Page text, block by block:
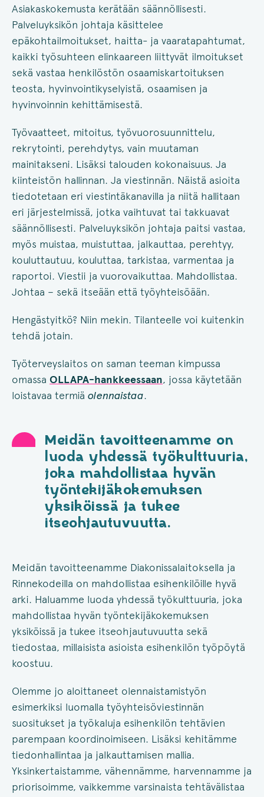
Asiakaskokemusta kerätään säännöllisesti.
Palveluyksikön johtaja käsittelee
epäkohtailmoitukset, haitta- ja vaaratapahtumat,
kaikki työsuhteen elinkaareen liittyvät ilmoitukset
sekä vastaa henkilöstön osaamiskartoituksen
teosta, hyvinvointikyselyistä, osaamisen ja
hyvinvoinnin kehittämisestä.
Työvaatteet, mitoitus, työvuorosuunnittelu,
rekrytointi, perehdytys, vain muutaman
mainitakseni. Lisäksi talouden kokonaisuus. Ja
kiinteistön hallinnan. Ja viestinnän. Näistä asioita
tiedotetaan eri viestintäkanavilla ja niitä hallitaan
eri järjestelmissä, jotka vaihtuvat tai takkuavat
säännöllisesti. Palveluyksikön johtaja paitsi vastaa,
myös muistaa, muistuttaa, jalkauttaa, perehtyy,
kouluttautuu, kouluttaa, tarkistaa, varmentaa ja
raportoi. Viestii ja vuorovaikuttaa. Mahdollistaa.
Johtaa – sekä itseään että työyhteisöään.
Hengästyitkö? Niin mekin. Tilanteelle voi kuitenkin
tehdä jotain.
Työterveyslaitos on saman teeman kimpussa
omassa OLLAPA-hankkeessaan, jossa käytetään
loistavaa termiä olennaistaa.
Meidän tavoitteenamme on
luoda yhdessä työkulttuuria,
joka mahdollistaa hyvän
työntekijäkokemuksen
yksiköissä ja tukee
itseohjautuvuutta.
Meidän tavoitteenamme Diakonissalaitoksella ja
Rinnekodeilla on mahdollistaa esihenkilöille hyvä
arki. Haluamme luoda yhdessä työkulttuuria, joka
mahdollistaa hyvän työntekijäkokemuksen
yksiköissä ja tukee itseohjautuvuutta sekä
tiedostaa, millaisista asioista esihenkilön työpöytä
koostuu.
Olemme jo aloittaneet olennaistamistyön
esimerkiksi luomalla työyhteisöviestinnän
suositukset ja työkaluja esihenkilön tehtävien
parempaan koordinoimiseen. Lisäksi kehitämme
tiedonhallintaa ja jalkauttamisen mallia.
Yksinkertaistamme, vähennämme, harvennamme ja
priorisoimme, vaikkemme varsinaista tehtävälistaa